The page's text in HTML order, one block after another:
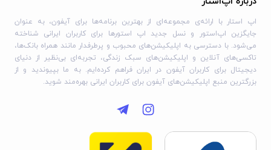
اپ استار با ارائه‌ی مجموعه‌ای از بهترین برنامه‌ها برای آیفون، به عنوان
جایگزین اپ‌استور و نسل جدید اپ استورها برای کاربران ایرانی شناخته
می‌شود. با دسترسی به اپلیکیشن‌های محبوب و پرطرفدار مانند همراه بانک‌ها،
تاکسی‌های آنلاین و اپلیکیشن‌های سبک زندگی، تجربه‌ای بی‌نظیر از دنیای
دیجیتال برای کاربران آیفون در ایران فراهم کرده‌ایم. به ما بپیوندید و از
بزرگترین منبع اپلیکیشن‌های آیفون برای کاربران ایرانی بهره‌مند شوید.